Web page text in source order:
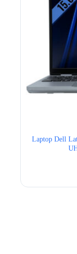
Laptop Dell